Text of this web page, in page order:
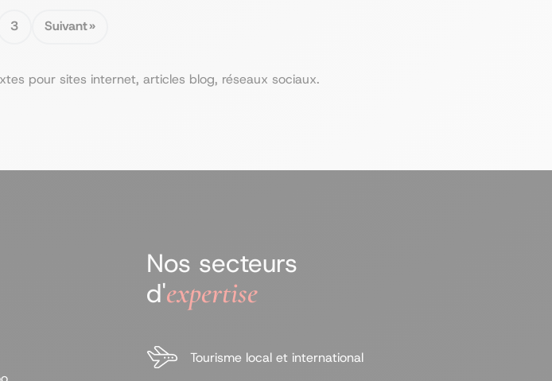
3 Suivant »
pour sites internet, articles blog, réseaux sociaux.
Nos secteurs
d'expertise
Tourisme local et international